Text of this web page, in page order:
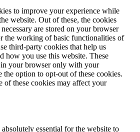
to improve your experience while
website. Out of these, the cookies
are stored on your browser
the working of basic functionalities of
third-party cookies that help us
how you use this website. These
your browser only with your
the option to opt-out of these cookies.
of these cookies may affect your
essential for the website to